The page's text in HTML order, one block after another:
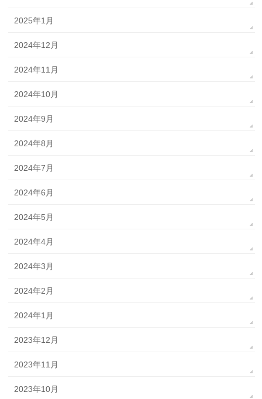
2025年1月
2024年12月
2024年11月
2024年10月
2024年9月
2024年8月
2024年7月
2024年6月
2024年5月
2024年4月
2024年3月
2024年2月
2024年1月
2023年12月
2023年11月
2023年10月